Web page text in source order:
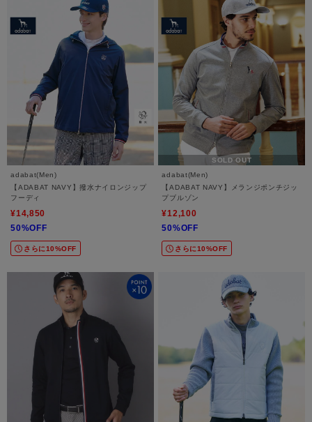
adabat(Men)
【ADABAT NAVY】撥水ナイロンジップ
フーディ
¥14,850
50%OFF
さらに10%OFF
SOLD OUT
adabat(Men)
【ADABAT NAVY】メランジポンチジッ
プブルゾン
¥12,100
50%OFF
さらに10%OFF